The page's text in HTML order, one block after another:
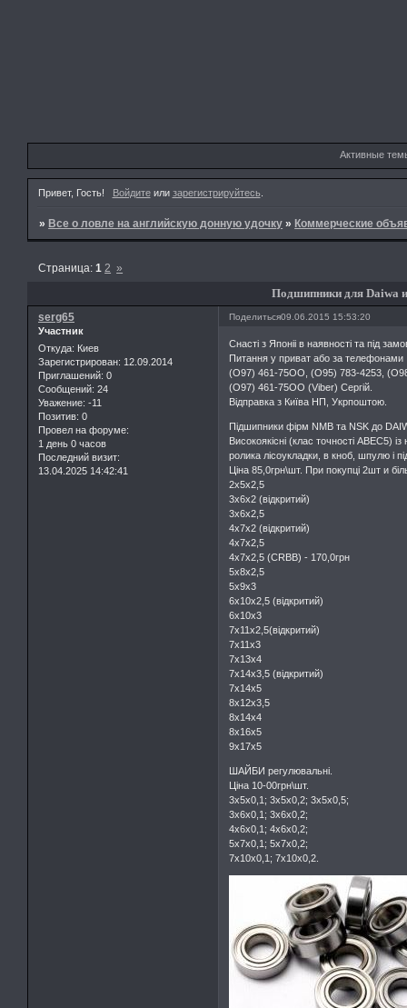
Активные
Привет, Гость! Войдитеили зарегистрируйтесь.
»Все о ловле на английскую донную удочку »Коммерческие
Подшипники для Daiwa
Страница:1 2 »
Поделиться09.06.2015 15:53:20
serg65
Участник
Откуда: Киев
Зарегистрирован: 12.09.2014
Приглашений: 0
Сообщений: 24
Уважение: -11
Позитив: 0
Провел на форуме:
1 день 0 часов
Последний визит:
13.04.2025 14:42:41
Снасті з Японіі в наявності та під
Питання у приват або за телефонами
(О97) 461-75ОО, (О95) 783-4253,
(О97) 461-75ОО (Viber) Сергій.
Відправка з Київа НП, Укрпоштою.
Підшипники фірм NMB та NSK до
Високоякісні (клас точності ABEC5)
ролика лісоукладки, в кноб, шпулю і
Ціна 85,0грн\шт. При покупці 2шт и
2х5х2,5
3х6х2 (відкритий)
3х6х2,5
4х7х2 (відкритий)
4х7х2,5
4х7х2,5 (CRBB) - 170,0грн
5х8х2,5
5х9х3
6х10х2,5 (відкритий)
6х10х3
7х11х2,5(відкритий)
7х11х3
7х13х4
7х14х3,5 (відкритий)
7х14х5
8x12x3,5
8х14х4
8х16х5
9х17х5
ШАЙБИ регулювальні.
Ціна 10-00грн\шт.
3х5х0,1; 3х5х0,2; 3х5х0,5;
3х6х0,1; 3х6х0,2;
4х6х0,1; 4х6х0,2;
5х7х0,1; 5х7х0,2;
7х10х0,1; 7х10х0,2.